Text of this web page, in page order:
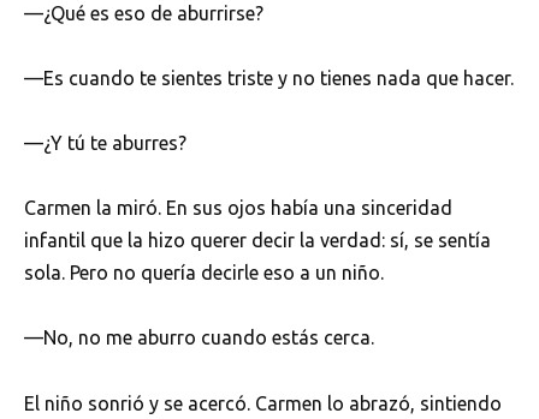
—¿Qué es eso de aburrirse?
—Es cuando te sientes triste y no tienes nada que hacer.
—¿Y tú te aburres?
Carmen la miró. En sus ojos había una sinceridad
infantil que la hizo querer decir la verdad: sí, se sentía
sola. Pero no quería decirle eso a un niño.
—No, no me aburro cuando estás cerca.
El niño sonrió y se acercó. Carmen lo abrazó, sintiendo